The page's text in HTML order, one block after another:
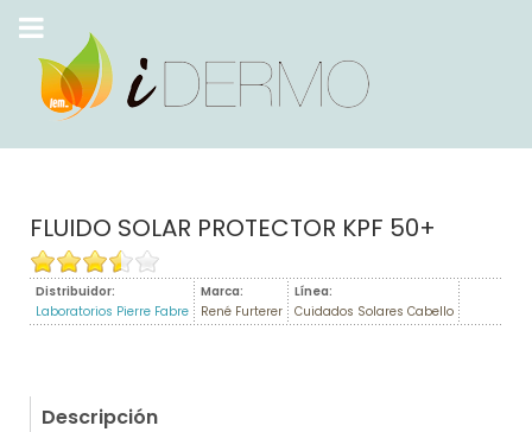
FLUIDO SOLAR PROTECTOR KPF 50+
Distribuidor:
Laboratorios Pierre Fabre
Marca:
René Furterer
Línea:
Cuidados Solares Cabello
Descripción